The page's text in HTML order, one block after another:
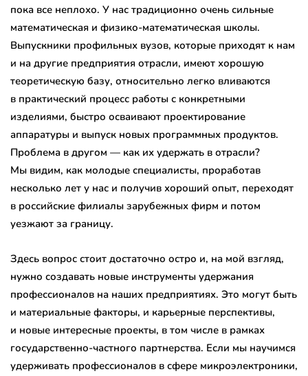
пока все неплохо. У нас традиционно очень сильные
математическая и физико-математическая школы.
Выпускники профильных вузов, которые приходят к нам
и на другие предприятия отрасли, имеют хорошую
теоретическую базу, относительно легко вливаются
в практический процесс работы с конкретными
изделиями, быстро осваивают проектирование
аппаратуры и выпуск новых программных продуктов.
Проблема в другом — как их удержать в отрасли?
Мы видим, как молодые специалисты, проработав
несколько лет у нас и получив хороший опыт, переходят
в российские филиалы зарубежных фирм и потом
уезжают за границу.
Здесь вопрос стоит достаточно остро и, на мой взгляд,
нужно создавать новые инструменты удержания
профессионалов на наших предприятиях. Это могут быть
и материальные факторы, и карьерные перспективы,
и новые интересные проекты, в том числе в рамках
государственно-частного партнерства. Если мы научимся
удерживать профессионалов в сфере микроэлектроники,